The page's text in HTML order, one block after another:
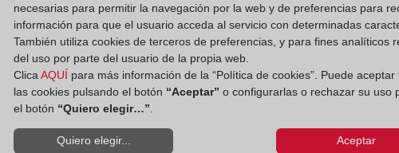
Seguir Leyendo
necesarias para permitir la navegación por la web y de preferencias para
información para que el usuario acceda al servicio con determinadas
También utiliza cookies de terceros de preferencias, y para fines analíticos
del uso por parte del usuario de la propia web.
Clica AQUÍ para más información de la “Política de cookies”. Puede aceptar
las cookies pulsando el botón “Aceptar” o configurarlas o rechazar su uso
el botón “Quiero elegir…”
Quiero elegir... Aceptar